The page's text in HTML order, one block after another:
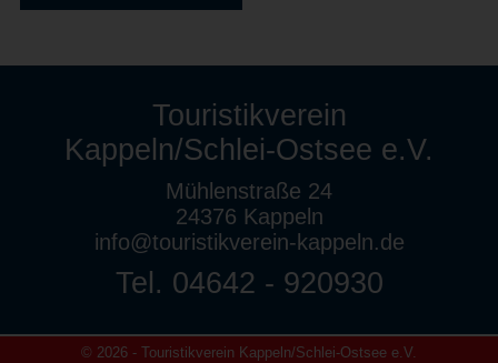
Touristikverein
Kappeln/Schlei-Ostsee e.V.
Mühlenstraße 24
24376 Kappeln
info@touristikverein-kappeln.de
Tel. 04642 - 920930
© 2026 - Touristikverein Kappeln/Schlei-Ostsee e.V.